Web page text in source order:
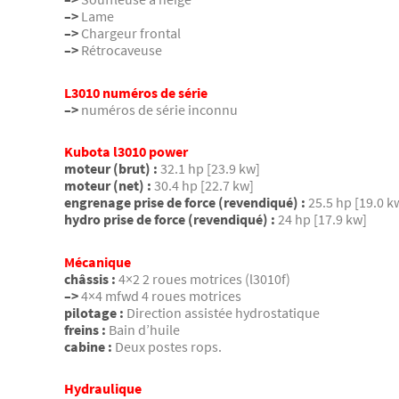
–> Lame
–> Chargeur frontal
–> Rétrocaveuse
L3010 numéros de série
–> numéros de série inconnu
Kubota l3010 power
moteur (brut) : 32.1 hp [23.9 kw]
moteur (net) : 30.4 hp [22.7 kw]
engrenage prise de force (revendiqué) : 25.5 hp [19.0
hydro prise de force (revendiqué) : 24 hp [17.9 kw]
Mécanique
châssis : 4×2 2 roues motrices (l3010f)
–>4×4 mfwd 4 roues motrices
pilotage : Direction assistée hydrostatique
freins : Bain d’huile
cabine : Deux postes rops.
Hydraulique